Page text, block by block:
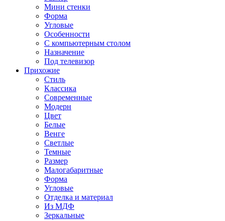
Мини стенки
Форма
Угловые
Особенности
С компьютерным столом
Назначение
Под телевизор
Прихожие
Стиль
Классика
Современные
Модерн
Цвет
Белые
Венге
Светлые
Темные
Размер
Малогабаритные
Форма
Угловые
Отделка и материал
Из МДФ
Зеркальные